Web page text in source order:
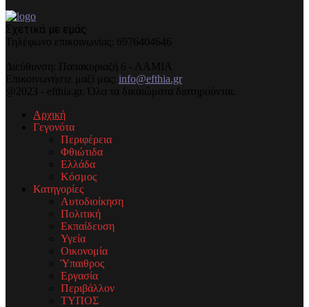
Σχετικά με εμάς
Τηλέφωνo επικοινωνίας: 6976404646
Διεύθυνση: Παπακυριαζή 6 - ΛΑΜΙΑ
Επικοινωνήστε μαζί μας: info@efthia.gr
@2023 - efthia.gr. Όλα τα δικαιώματα διατηρούνται.
Αρχική
Γεγονότα
Περιφέρεια
Φθιώτιδα
Ελλάδα
Κόσμος
Κατηγορίες
Αυτοδιοίκηση
Πολιτική
Εκπαίδευση
Υγεία
Οικονομία
Ύπαιθρος
Εργασία
Περιβάλλον
ΤΥΠΟΣ